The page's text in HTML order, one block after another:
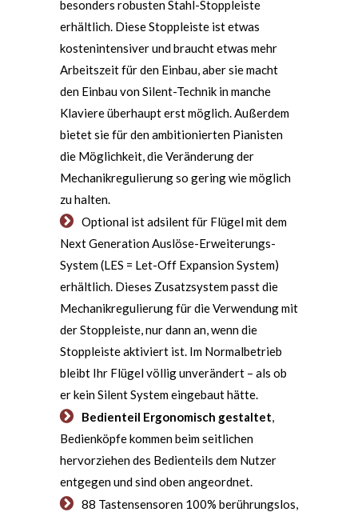
besonders robusten Stahl-Stoppleiste
erhältlich. Diese Stoppleiste ist etwas
kostenintensiver und braucht etwas mehr
Arbeitszeit für den Einbau, aber sie macht
den Einbau von Silent-Technik in manche
Klaviere überhaupt erst möglich. Außerdem
bietet sie für den ambitionierten Pianisten
die Möglichkeit, die Veränderung der
Mechanikregulierung so gering wie möglich
zu halten.
Optional ist adsilent für Flügel mit dem
Next Generation Auslöse-Erweiterungs-
System (LES = Let-Off Expansion System)
erhältlich. Dieses Zusatzsystem passt die
Mechanikregulierung für die Verwendung mit
der Stoppleiste, nur dann an, wenn die
Stoppleiste aktiviert ist. Im Normalbetrieb
bleibt Ihr Flügel völlig unverändert – als ob
er kein Silent System eingebaut hätte.
Bedienteil Ergonomisch gestaltet,
Bedienköpfe kommen beim seitlichen
hervorziehen des Bedienteils dem Nutzer
entgegen und sind oben angeordnet.
88 Tastensensoren 100% berührungslos,